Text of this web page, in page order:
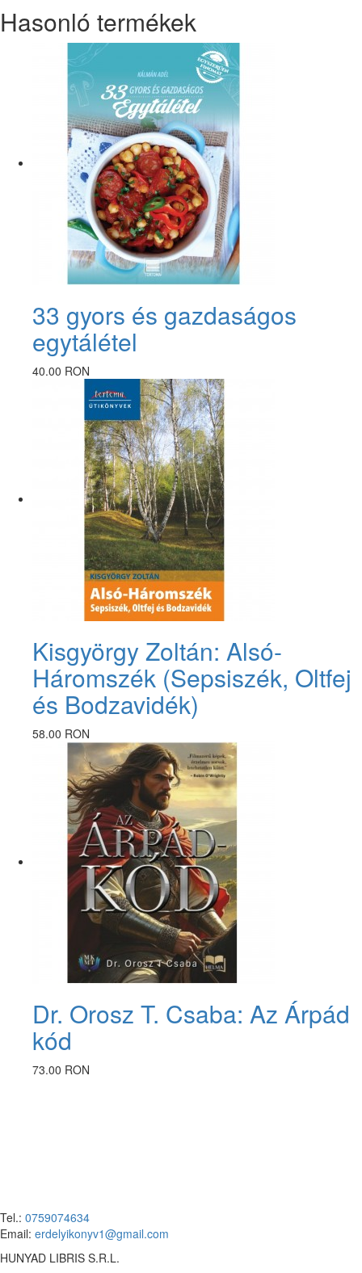
Hasonló termékek
33 gyors és gazdaságos
egytálétel
40.00 RON
Kisgyörgy Zoltán: Alsó-
Háromszék (Sepsiszék, Oltfej
és Bodzavidék)
58.00 RON
Dr. Orosz T. Csaba: Az Árpád
kód
73.00 RON
Tel.: 0759074634
Email: erdelyikonyv1@gmail.com
HUNYAD LIBRIS S.R.L.